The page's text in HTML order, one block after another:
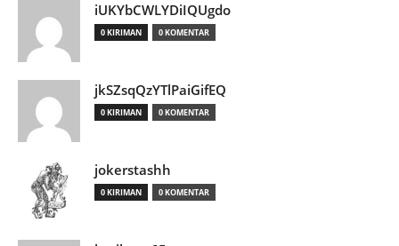
iUKYbCWLYDiIQUgdo
0 KIRIMAN 0 KOMENTAR
jkSZsqQzYTlPaiGifEQ
0 KIRIMAN 0 KOMENTAR
jokerstashh
0 KIRIMAN 0 KOMENTAR